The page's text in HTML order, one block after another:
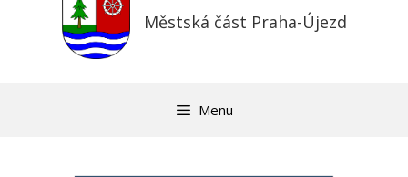
Městská část Praha-Újezd
Menu